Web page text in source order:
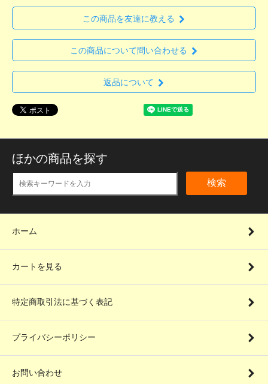
この商品を友達に教える
この商品について問い合わせる
返品について
ほかの商品を探す
検索
ホーム
カートを見る
特定商取引法に基づく表記
プライバシーポリシー
お問い合わせ